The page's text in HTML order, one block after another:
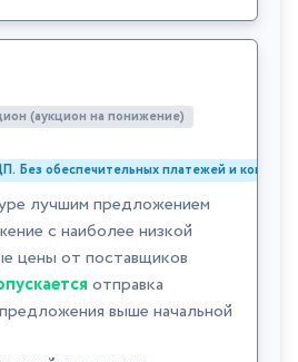
(аукцион на понижение)
Без обеспечительных платежей и
лучшим предложением
с наиболее низкой
цены от поставщиков
отправка
выше начальной